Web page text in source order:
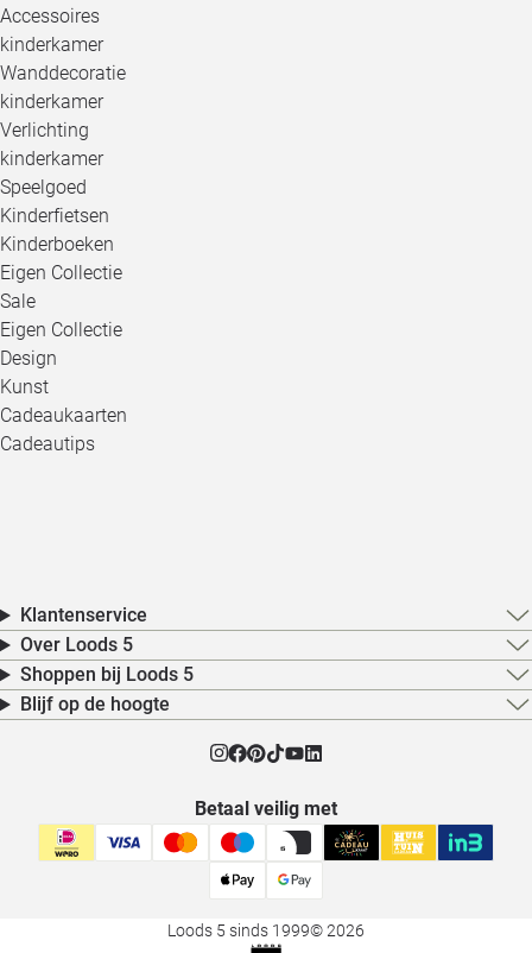
Accessoires
kinderkamer
Wanddecoratie
kinderkamer
Verlichting
kinderkamer
Speelgoed
Kinderfietsen
Kinderboeken
Eigen Collectie
Sale
Eigen Collectie
Design
Kunst
Cadeaukaarten
Cadeautips
Klantenservice
Over Loods 5
Shoppen bij Loods 5
Blijf op de hoogte
Betaal veilig met
Loods 5 sinds 1999© 2026